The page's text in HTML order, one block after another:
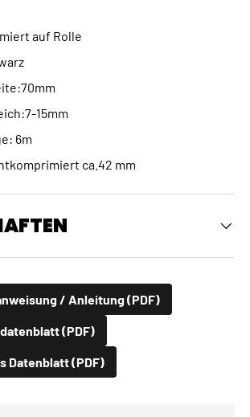
auf Rolle
15mm
6m
ca.42 mm
/ Anleitung (PDF)
(PDF)
Datenblatt (PDF)